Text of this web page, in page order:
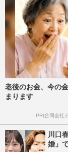
老後のお金、今の
まります
PR(合同会社
川口
婚」